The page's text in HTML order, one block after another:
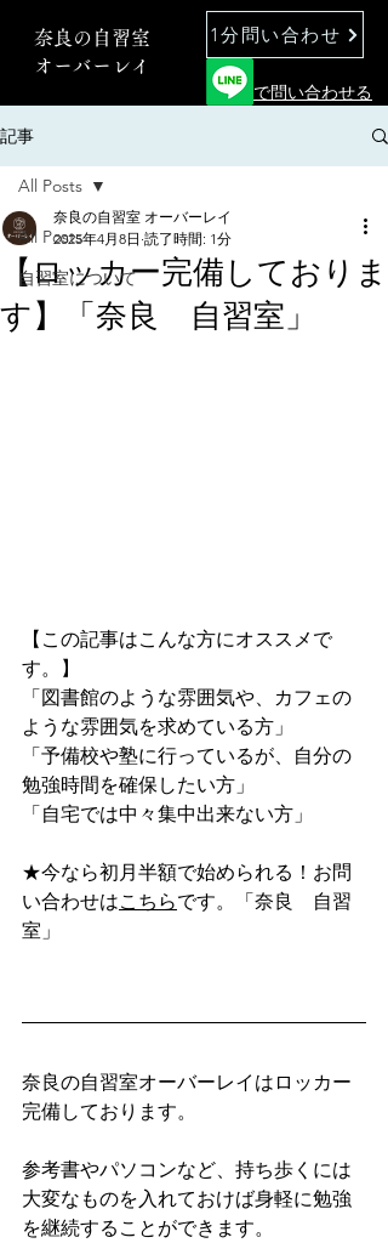
奈良の自習室
オーバーレイ
1分問い合わせ
で問い合わせる
記事
All Posts
自習室について
All Posts
【ロッカー完備しておりま
す】「奈良 自習室」
奈良の自習室 オーバーレイ
2025年4月8日 読了時間: 1分
【この記事はこんな方にオススメで
す。】
「図書館のような雰囲気や、カフェの
ような雰囲気を求めている方」
「予備校や塾に行っているが、自分の
勉強時間を確保したい方」
「自宅では中々集中出来ない方」
★今なら初月半額で始められる！お問
い合わせはこちらです。「奈良　自習
室」
奈良の自習室オーバーレイはロッカー
完備しております。
参考書やパソコンなど、持ち歩くには
大変なものを入れておけば身軽に勉強
を継続することができます。